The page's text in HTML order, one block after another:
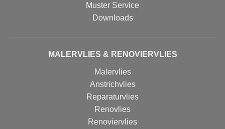
Muster Service
Downloads
MALERVLIES & RENOVIERVLIES
Malervlies
Anstrichvlies
Reparaturvlies
Renovlies
Renoviervlies